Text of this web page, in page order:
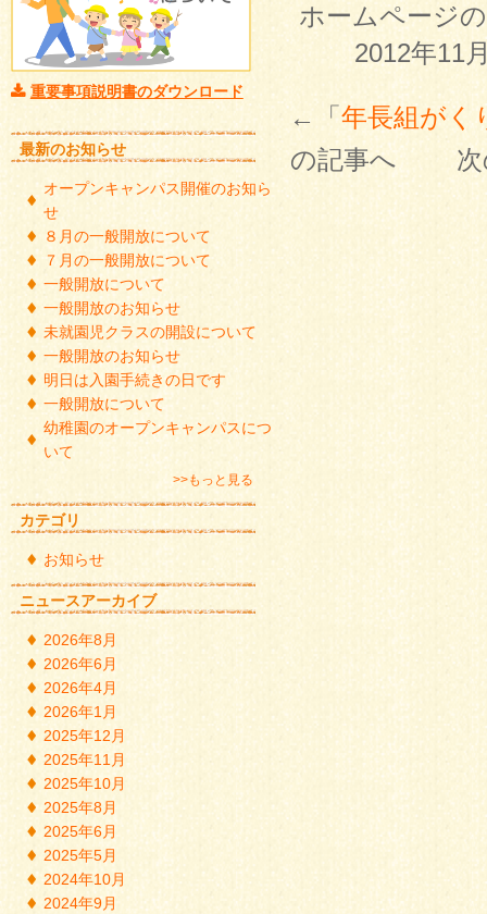
ホームページ
2012年11
←「 年長組がく
の記事へ 次
重要事項説明書のダウンロード
最新のお知らせ
オープンキャンパス開催のお知ら
せ
８月の一般開放について
７月の一般開放について
一般開放について
一般開放のお知らせ
未就園児クラスの開設について
一般開放のお知らせ
明日は入園手続きの日です
一般開放について
幼稚園のオープンキャンパスにつ
いて
>>もっと見る
カテゴリ
お知らせ
ニュースアーカイブ
2026年8月
2026年6月
2026年4月
2026年1月
2025年12月
2025年11月
2025年10月
2025年8月
2025年6月
2025年5月
2024年10月
2024年9月